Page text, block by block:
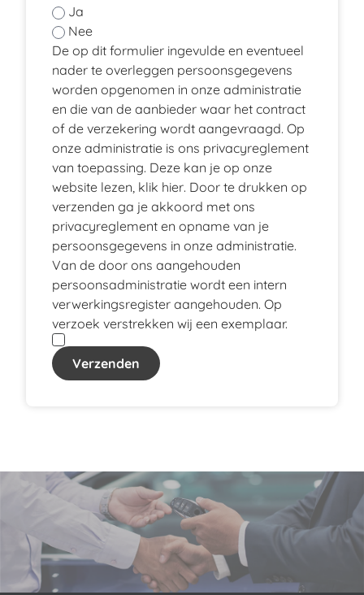
Ja
Nee
De op dit formulier ingevulde en eventueel
nader te overleggen persoonsgegevens
worden opgenomen in onze administratie
en die van de aanbieder waar het contract
of de verzekering wordt aangevraagd. Op
onze administratie is ons privacyreglement
van toepassing. Deze kan je op onze
website lezen, klik hier. Door te drukken op
verzenden ga je akkoord met ons
privacyreglement en opname van je
persoonsgegevens in onze administratie.
Van de door ons aangehouden
persoonsadministratie wordt een intern
verwerkingsregister aangehouden. Op
verzoek verstrekken wij een exemplaar.